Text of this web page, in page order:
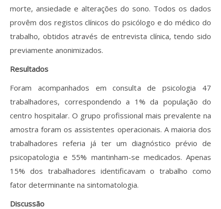
morte, ansiedade e alterações do sono. Todos os dados
provêm dos registos clínicos do psicólogo e do médico do
trabalho, obtidos através de entrevista clínica, tendo sido
previamente anonimizados.
Resultados
Foram acompanhados em consulta de psicologia 47
trabalhadores, correspondendo a 1% da população do
centro hospitalar. O grupo profissional mais prevalente na
amostra foram os assistentes operacionais. A maioria dos
trabalhadores referia já ter um diagnóstico prévio de
psicopatologia e 55% mantinham-se medicados. Apenas
15% dos trabalhadores identificavam o trabalho como
fator determinante na sintomatologia.
Discussão